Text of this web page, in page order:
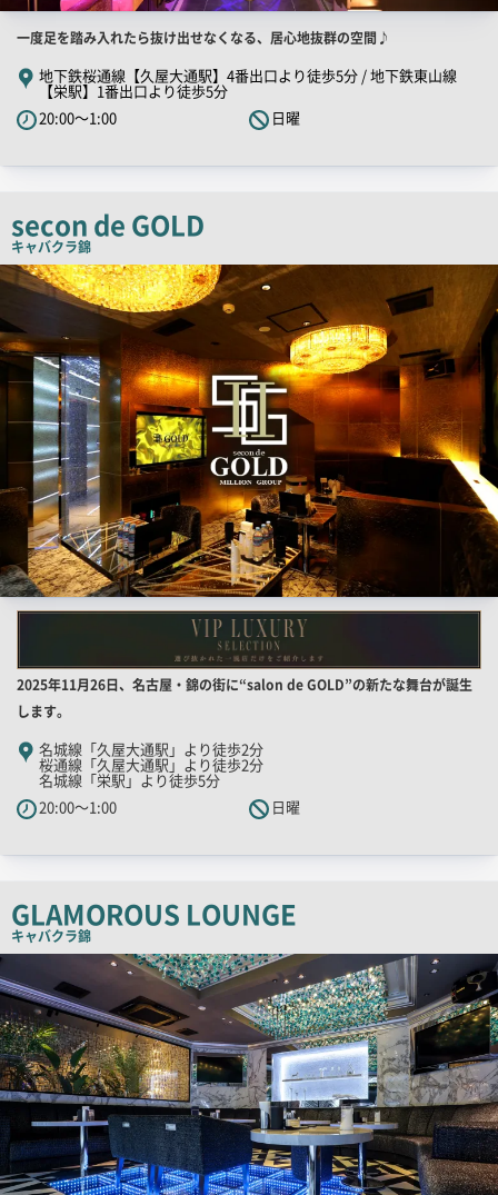
店
舗
PR
キ
ッ
コ
ピ
ー
一度足を踏み入れたら抜け出せなくなる、居心地抜群の空間♪
地下鉄桜通線【久屋大通駅】4番出口より徒歩5分 / 地下鉄東山線
【栄駅】1番出口より徒歩5分
20:00～1:00
日曜
secon de GOLD
キャバクラ錦
検
索
果
一
覧
用
画
店
舗
PR
キ
ッ
ー
2025年11月26日、名古屋・錦の街に“salon de GOLD”の新たな舞台が誕生
します。
名城線「久屋大通駅」より徒歩2分
桜通線「久屋大通駅」より徒歩2分
名城線「栄駅」より徒歩5分
20:00～1:00
日曜
GLAMOROUS LOUNGE
キャバクラ錦
検
索
結
果
一
覧
用
画
像